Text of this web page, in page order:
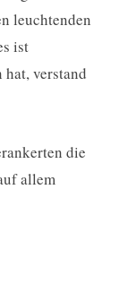
leuchtenden
ist
verstand
die
allem